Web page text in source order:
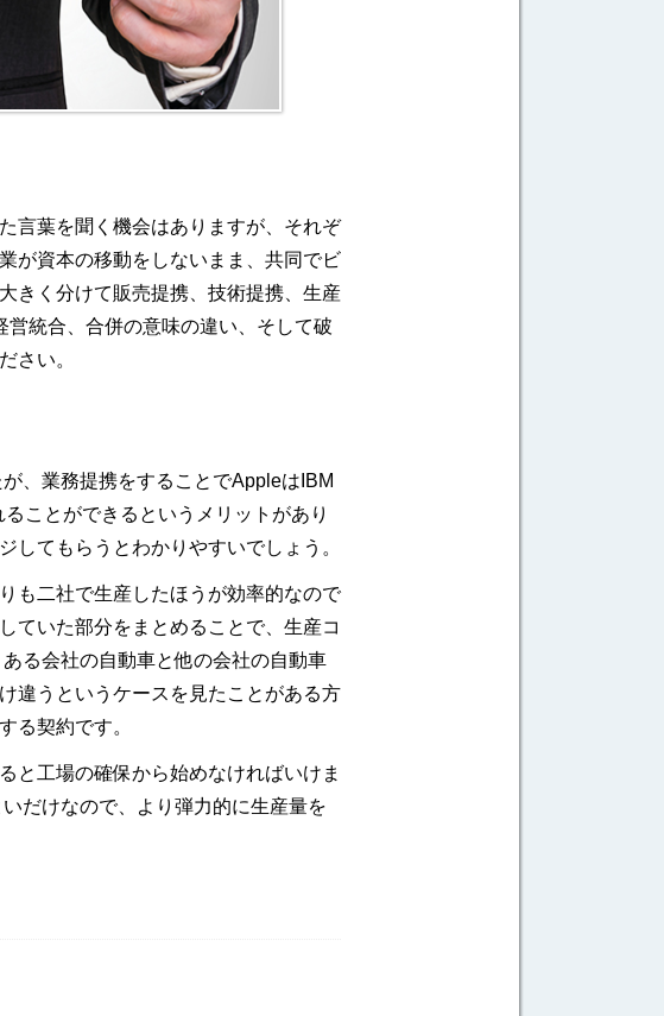
言葉を聞く機会はありますが、それぞ
が資本の移動をしないまま、共同でビ
きく分けて販売提携、技術提携、生産
統合、合併の意味の違い、そして破
さい。
、業務提携をすることでAppleはIBM
ことができるというメリットがあり
してもらうとわかりやすいでしょう。
も二社で生産したほうが効率的なので
ていた部分をまとめることで、生産コ
る会社の自動車と他の会社の自動車
違うというケースを見たことがある方
る契約です。
と工場の確保から始めなければいけま
だけなので、より弾力的に生産量を